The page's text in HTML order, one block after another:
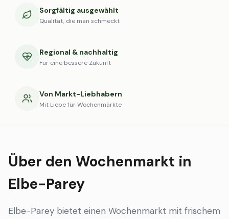
Sorgfältig ausgewählt
Qualität, die man schmeckt
Regional & nachhaltig
Für eine bessere Zukunft
Von Markt-Liebhabern
Mit Liebe für Wochenmärkte
Über den Wochenmarkt in
Elbe-Parey
Elbe-Parey bietet einen Wochenmarkt mit frischem